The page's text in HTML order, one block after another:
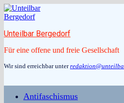
Zum
Inhalt
Unteilbar Bergedorf
Für eine offene und freie Gesellschaft
Wir sind erreichbar unter
Antifaschismus